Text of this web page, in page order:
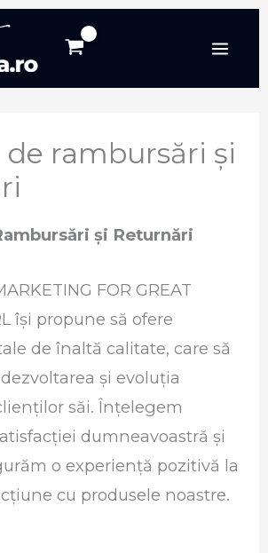
rambursări și
și Returnări
FOR GREAT
își propune să ofere
de înaltă calitate, care să
și evoluția
săi. Înțelegem
dumneavoastră și
o experiență pozitivă la
cu produsele noastre.